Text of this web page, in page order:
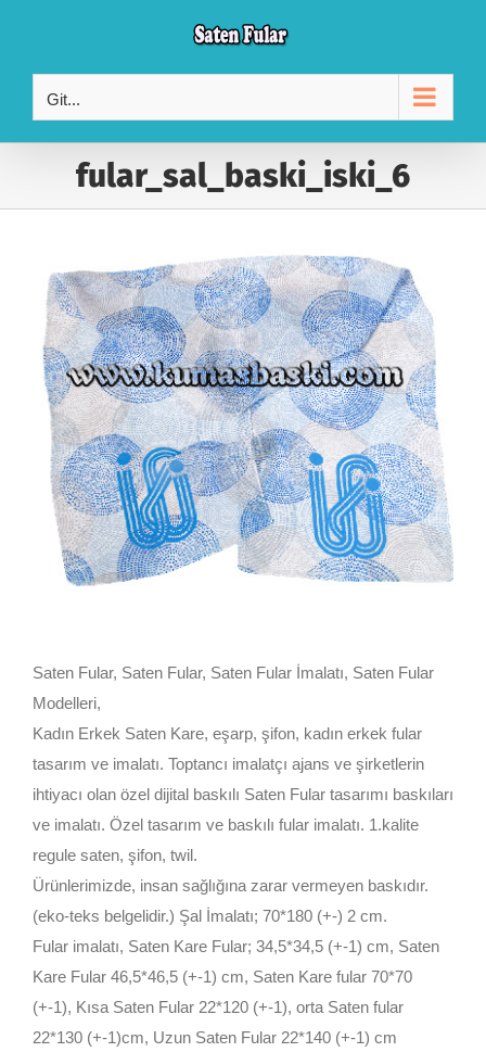
content
Git...
fular_sal_baski_iski_6
Saten Fular, Saten Fular, Saten Fular İmalatı, Saten Fular
Modelleri,
Kadın Erkek Saten Kare, eşarp, şifon, kadın erkek fular
tasarım ve imalatı. Toptancı imalatçı ajans ve şirketlerin
ihtiyacı olan özel dijital baskılı Saten Fular tasarımı baskıları
ve imalatı. Özel tasarım ve baskılı fular imalatı. 1.kalite
regule saten, şifon, twil.
Ürünlerimizde, insan sağlığına zarar vermeyen baskıdır.
(eko-teks belgelidir.) Şal İmalatı; 70*180 (+-) 2 cm.
Fular imalatı, Saten Kare Fular; 34,5*34,5 (+-1) cm, Saten
Kare Fular 46,5*46,5 (+-1) cm, Saten Kare fular 70*70
(+-1), Kısa Saten Fular 22*120 (+-1), orta Saten fular
22*130 (+-1)cm, Uzun Saten Fular 22*140 (+-1) cm